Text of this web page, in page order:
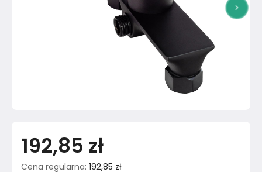
>
192,85 zł
Cena regularna: 192,85 zł